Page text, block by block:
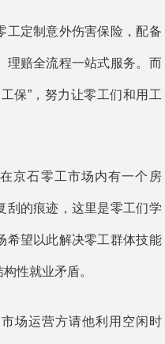
定制意外伤害保险，配备
理赔全流程一站式服务。而
保”，努力让零工们和用工
京石零工市场内有一个房
刮的痕迹，这里是零工们学
希望以此解决零工群体技能
性就业矛盾。
运营方请他利用空闲时